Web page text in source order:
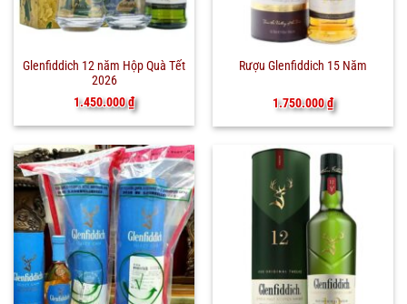
Glenfiddich 12 năm Hộp Quà Tết
2026
1.450.000₫
Rượu Glenfiddich 15 Năm
1.750.000₫